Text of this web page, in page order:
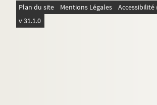
Plan du site Mentions Légales
v 31.1.0